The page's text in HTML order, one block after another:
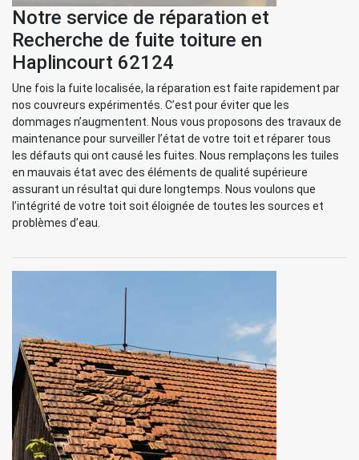
Notre service de réparation et
Recherche de fuite toiture en
Haplincourt 62124
Une fois la fuite localisée, la réparation est faite rapidement par
nos couvreurs expérimentés. C’est pour éviter que les
dommages n’augmentent. Nous vous proposons des travaux de
maintenance pour surveiller l’état de votre toit et réparer tous
les défauts qui ont causé les fuites. Nous remplaçons les tuiles
en mauvais état avec des éléments de qualité supérieure
assurant un résultat qui dure longtemps. Nous voulons que
l’intégrité de votre toit soit éloignée de toutes les sources et
problèmes d’eau.